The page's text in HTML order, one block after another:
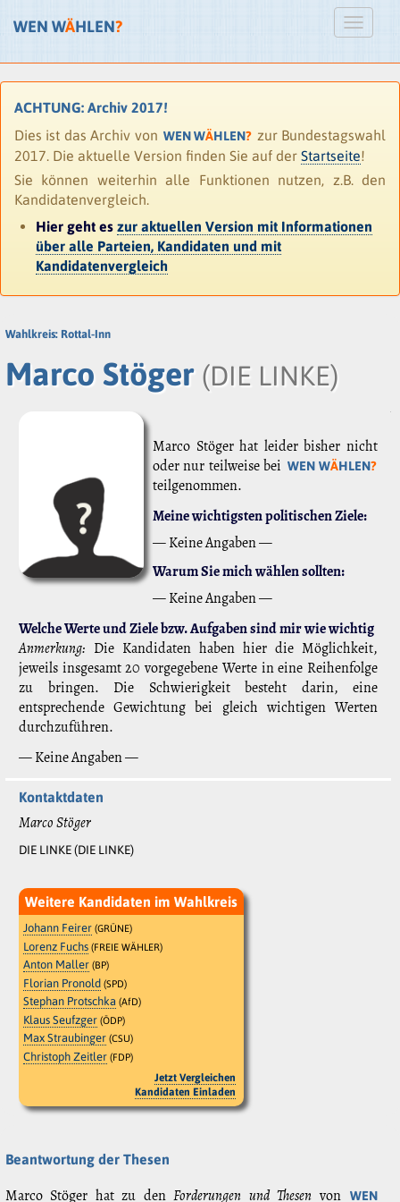
WEN WÄHLEN?
ACHTUNG: Archiv 2017!
Dies ist das Archiv von WEN WÄHLEN? zur Bundestagswahl
2017. Die aktuelle Version finden Sie auf der Startseite!
Sie können weiterhin alle Funktionen nutzen, z.B. den
Kandidatenvergleich.
Hier geht es zur aktuellen Version mit Informationen
über alle Parteien, Kandidaten und mit
Kandidatenvergleich
Wahlkreis: Rottal-Inn
Marco Stöger (DIE LINKE)
Marco Stöger hat leider bisher nicht
oder nur teilweise bei WEN WÄHLEN?
teilgenommen.
Meine wichtigsten politischen Ziele:
— Keine Angaben —
Warum Sie mich wählen sollten:
— Keine Angaben —
Welche Werte und Ziele bzw. Aufgaben sind mir wie wichtig
Anmerkung: Die Kandidaten haben hier die Möglichkeit,
jeweils insgesamt 20 vorgegebene Werte in eine Reihenfolge
zu bringen. Die Schwierigkeit besteht darin, eine
entsprechende Gewichtung bei gleich wichtigen Werten
durchzuführen.
— Keine Angaben —
Kontaktdaten
Marco Stöger
DIE LINKE (DIE LINKE)
Weitere Kandidaten im Wahlkreis
Johann Feirer (GRÜNE)
Lorenz Fuchs (FREIE WÄHLER)
Anton Maller (BP)
Florian Pronold (SPD)
Stephan Protschka (AfD)
Klaus Seufzger (ÖDP)
Max Straubinger (CSU)
Christoph Zeitler (FDP)
Jetzt Vergleichen
Kandidaten Einladen
Beantwortung der Thesen
Marco Stöger hat zu denForderungen und Thesen von WEN